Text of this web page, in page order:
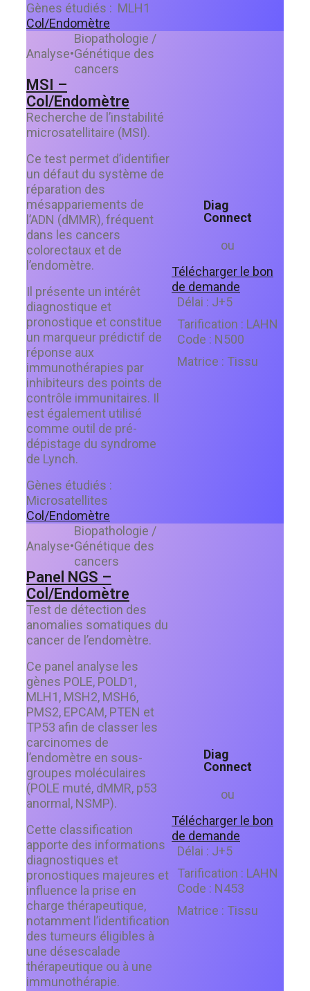
Gènes étudiés : MLH1
Col/Endomètre
Analyse•
Biopathologie /
Génétique des
cancers
MSI –
Col/Endomètre
Recherche de l’instabilité
microsatellitaire (MSI).
Ce test permet d’identifier
un défaut du système de
réparation des
mésappariements de
l’ADN (dMMR), fréquent
dans les cancers
colorectaux et de
l’endomètre.
Il présente un intérêt
diagnostique et
pronostique et constitue
un marqueur prédictif de
réponse aux
immunothérapies par
inhibiteurs des points de
contrôle immunitaires. Il
est également utilisé
comme outil de pré-
dépistage du syndrome
de Lynch.
Gènes étudiés :
Microsatellites
Col/Endomètre
Diag
Connect
ou
Télécharger le bon
de demande
Délai : J+5
Tarification : LAHN
Code : N500
Matrice : Tissu
Analyse•
Biopathologie /
Génétique des
cancers
Panel NGS –
Col/Endomètre
Test de détection des
anomalies somatiques du
cancer de l’endomètre.
Ce panel analyse les
gènes POLE, POLD1,
MLH1, MSH2, MSH6,
PMS2, EPCAM, PTEN et
TP53 afin de classer les
carcinomes de
l’endomètre en sous-
groupes moléculaires
(POLE muté, dMMR, p53
anormal, NSMP).
Cette classification
apporte des informations
diagnostiques et
pronostiques majeures et
influence la prise en
charge thérapeutique,
notamment l’identification
des tumeurs éligibles à
une désescalade
thérapeutique ou à une
immunothérapie.
Diag
Connect
ou
Télécharger le bon
de demande
Délai : J+5
Tarification : LAHN
Code : N453
Matrice : Tissu